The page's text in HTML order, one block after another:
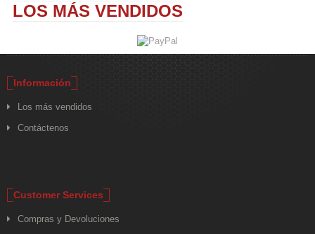
LOS MÁS VENDIDOS
Información
Los más vendidos
Contáctenos
Customer Services
Compras y Devoluciones